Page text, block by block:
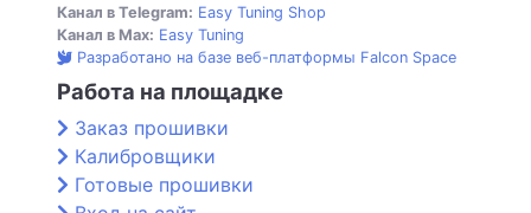
Канал в Telegram: Easy Tuning Shop
Канал в Max: Easy Tuning
Разработано на базе веб-платформы Falcon Space
Работа на площадке
Заказ прошивки
Калибровщики
Готовые прошивки